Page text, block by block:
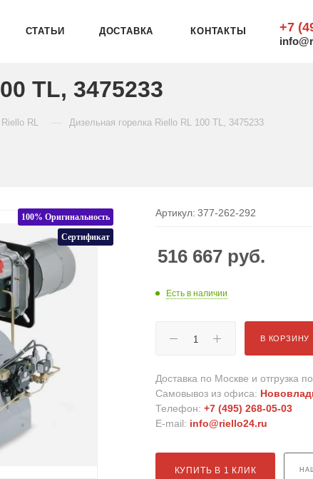
СТАТЬИ ДОСТАВКА КОНТАКТЫ +7
TL, 3475233
RL Дизельная горелка Riello RL 100 TL, 3475233
100% Оригинальность
Сертификат
Артикул: 377-262-292
516 667 руб.
Есть в наличии
В КОРЗИНУ
Доставка по Москве и отгрузка
Самовывоз из офиса:
Телефон:+7 (495) 268-05-03
E-mail: info@riello24.ru
КУПИТЬ В 1 КЛИК